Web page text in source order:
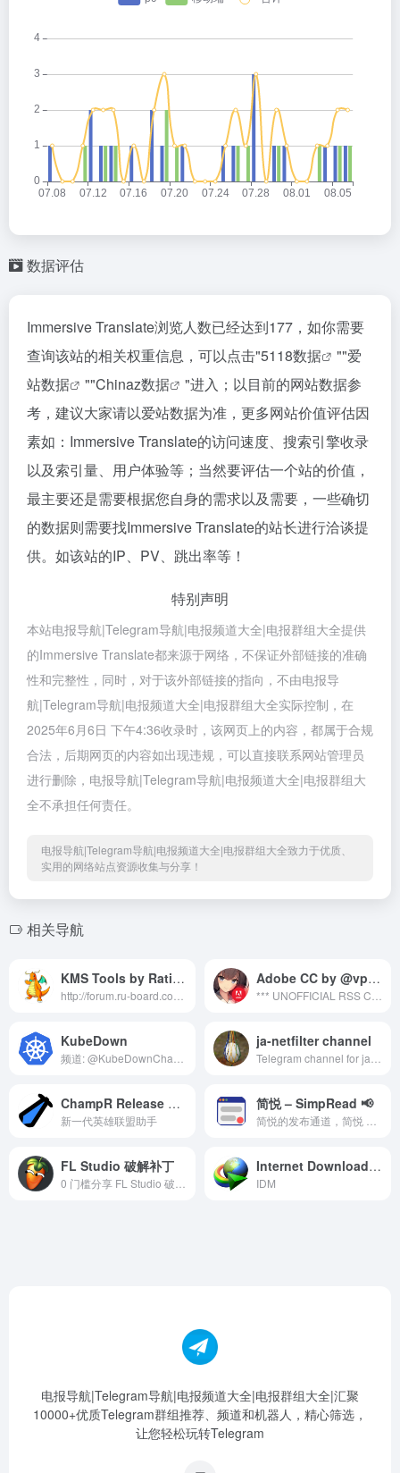
数据评估
Immersive Translate浏览人数已经达到177，如你需要
查询该站的相关权重信息，可以点击"5118数据 ""爱
站数据
""Chinaz数据
"进入；以目前的网站数据参
考，建议大家请以爱站数据为准，更多网站价值评估因
素如：Immersive Translate的访问速度、搜索引擎收录
以及索引量、用户体验等；当然要评估一个站的价值，
最主要还是需要根据您自身的需求以及需要，一些确切
的数据则需要找Immersive Translate的站长进行洽谈提
供。如该站的IP、PV、跳出率等！
特别声明
本站电报导航|Telegram导航|电报频道大全|电报群组大全提供
的Immersive Translate都来源于网络，不保证外部链接的准确
性和完整性，同时，对于该外部链接的指向，不由电报导
航|Telegram导航|电报频道大全|电报群组大全实际控制，在
2025年6月6日 下午4:36收录时，该网页上的内容，都属于合规
合法，后期网页的内容如出现违规，可以直接联系网站管理员
进行删除，电报导航|Telegram导航|电报频道大全|电报群组大
全不承担任何责任。
电报导航|Telegram导航|电报频道大全|电报群组大全致力于优质、
实用的网络站点资源收集与分享！
相关导航
KMS Tools by Ratiborus Adobe CC by @vposy
KubeDown ja-netfilter channel
ChampR Release Channel
新一代英雄联盟助手
简悦 – SimpRead 📢
FL Studio 破解补丁 Internet Download Manager – IDM
IDM
电报导航|Telegram导航|电报频道大全|电报群组大全|汇聚
10000+优质Telegram群组推荐、频道和机器人，精心筛选，
让您轻松玩转Telegram